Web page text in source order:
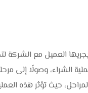
العميل مع
الشراء، وصولًا إلى
حيث تؤثر هذه